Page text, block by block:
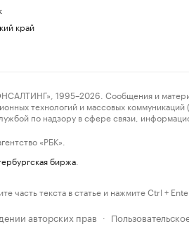
край
1995–2026. Сообщения и
технологий и массовых
по надзору в сфере связи,
«РБК».
биржа
часть текста в статье и нажмите Ctrl +
авторских прав ·